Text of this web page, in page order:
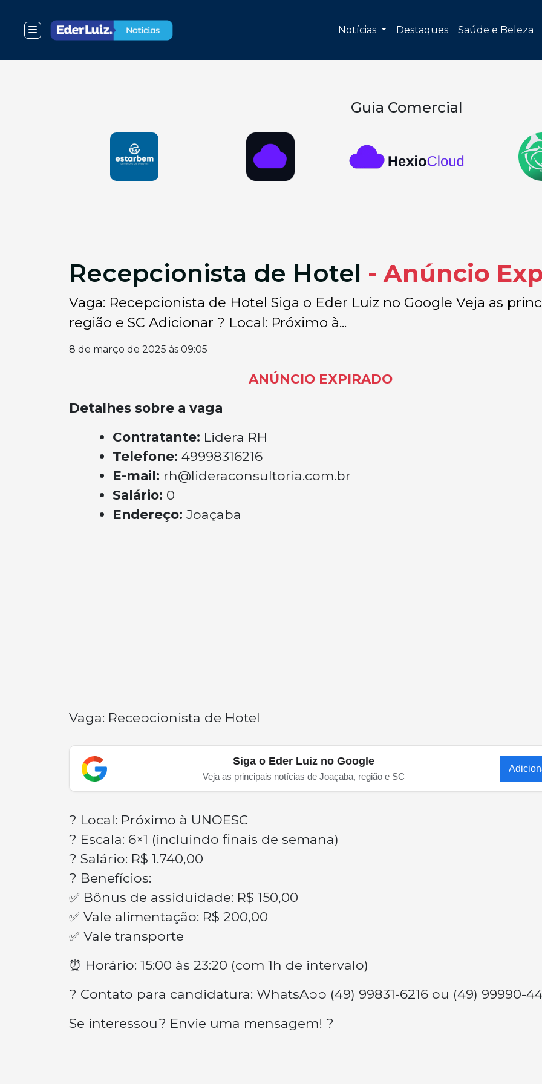
Notícias Destaques Saúde e Beleza
Guia Comercial
Recepcionista de Hotel - Anúncio
Vaga: Recepcionista de Hotel Siga o Eder Luiz no Google Veja as
região e SC Adicionar ? Local: Próximo à...
8 de março de 2025 às 09:05
ANÚNCIO EXPIRADO
Detalhes sobre a vaga
Contratante: Lidera RH
Telefone: 49998316216
E-mail: rh@lideraconsultoria.com.br
Salário: 0
Endereço: Joaçaba
Vaga: Recepcionista de Hotel
Siga o Eder Luiz no Google
Veja as principais notícias de Joaçaba, região e SC
? Local: Próximo à UNOESC
? Escala: 6×1 (incluindo finais de semana)
? Salário: R$ 1.740,00
? Benefícios:
✅ Bônus de assiduidade: R$ 150,00
✅ Vale alimentação: R$ 200,00
✅ Vale transporte
⏰ Horário: 15:00 às 23:20 (com 1h de intervalo)
? Contato para candidatura: WhatsApp (49) 99831-6216 ou (49) 99990-
Se interessou? Envie uma mensagem! ?